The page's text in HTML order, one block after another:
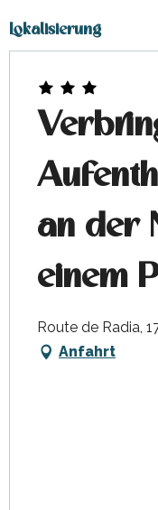
Lokalisierung
an der
einem
Route de Radia,
Anfahrt